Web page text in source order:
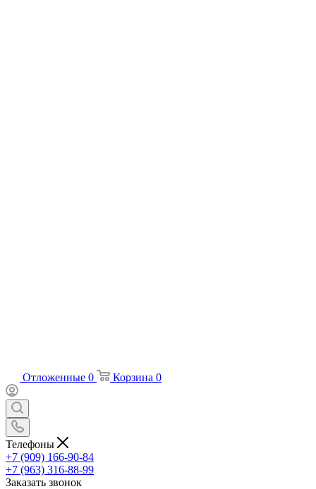
Отложенные 0 Корзина 0
Телефоны
+7 (909) 166-90-84
+7 (963) 316-88-99
Заказать звонок